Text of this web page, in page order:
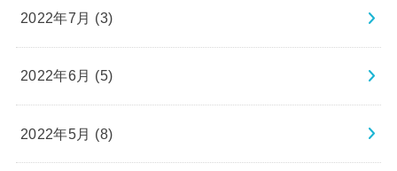
2022年7月 (3)
2022年6月 (5)
2022年5月 (8)